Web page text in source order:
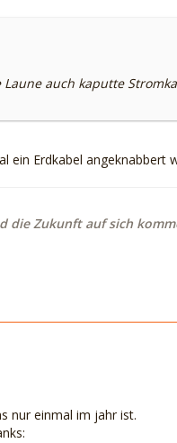
auch kaputte
ein Erdkabel angeknabbert
die Zukunft auf sich
nur einmal im jahr ist.